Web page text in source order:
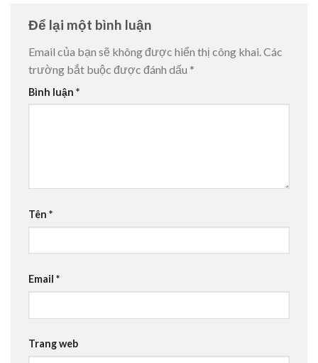
Để lại một bình luận
Email của bạn sẽ không được hiển thị công khai. Các
trường bắt buộc được đánh dấu *
Bình luận *
Tên *
Email *
Trang web